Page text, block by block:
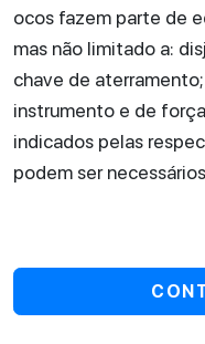
ocos fazem parte de
mas não limitado a:
chave de
instrumento e de
indicados pelas
podem ser